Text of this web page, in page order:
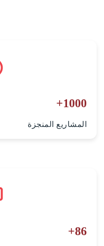
1000
+
المشاريع المنجزة
86
+